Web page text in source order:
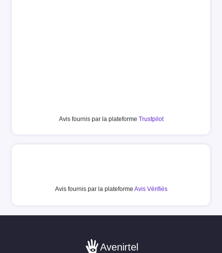
Avis fournis par la plateforme Trustpilot
Avis fournis par la plateforme Avis Vérifiés
Avenirtel